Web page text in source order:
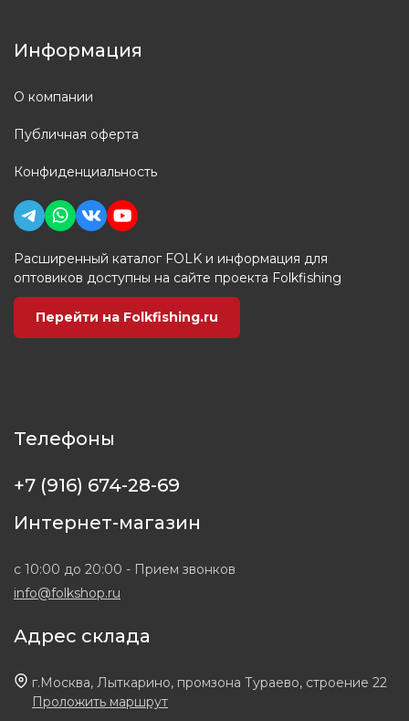
Информация
О компании
Публичная оферта
Конфиденциальность
Расширенный каталог FOLK и информация для
оптовиков доступны на сайте проекта Folkfishing
Перейти на Folkfishing.ru
Телефоны
+7 (916) 674-28-69
Интернет-магазин
с 10:00 до 20:00 - Прием звонков
info@folkshop.ru
Адрес склада
г.Москва, Лыткарино, промзона Тураево, строение 22
Проложить маршрут